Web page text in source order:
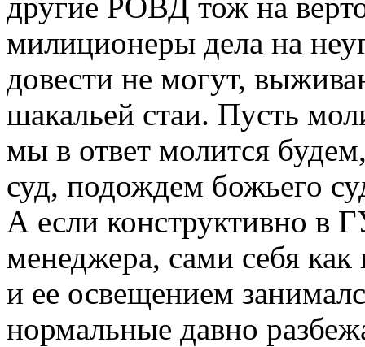
другие РОВД тож на
милиционеры дела на
довести не могут,
шакальей стаи. Пусть
мы в ответ молится
суд, подождем божьего
А если конструктивно в
менеджера, сами себя как
и ее освещением
нормальные давно